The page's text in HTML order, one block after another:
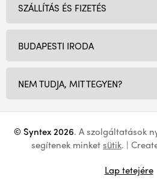
BUDAPESTI IRODA
NEM TUDJA, MIT TEGYEN?
SZÁLLÍTÁS ÉS FIZETÉS
© Syntex 2026. A szolgáltatások
segítenek minketsütik. |
Lap tetejére